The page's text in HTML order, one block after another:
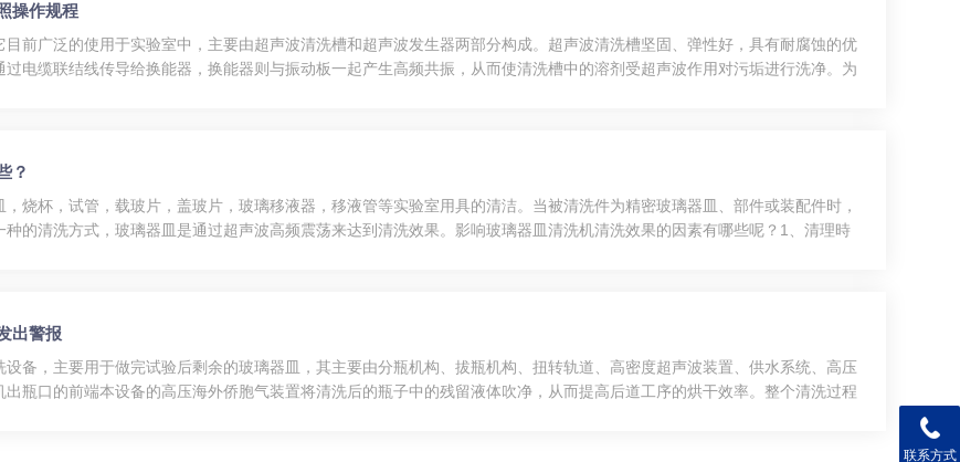
操作规程
前广泛的使用于实验室中，主要由超声波清洗槽和超声波发生器两部分构成。超声波清洗槽坚固、弹性好，具有耐腐蚀的优
电缆联结线传导给换能器，换能器则与振动板一起产生高频共振，从而使清洗槽中的溶剂受超声波作用对污垢进行洗净。为
？
烧杯，试管，载玻片，盖玻片，玻璃移液器，移液管等实验室用具的清洁。当被清洗件为精密玻璃器皿、部件或装配件时，
的清洗方式，玻璃器皿是通过超声波高频震荡来达到清洗效果。影响玻璃器皿清洗机清洗效果的因素有哪些呢？1、清理時
出警报
备，主要用于做完试验后剩余的玻璃器皿，其主要由分瓶机构、拔瓶机构、扭转轨道、高密度超声波装置、供水系统、高压
瓶口的前端本设备的高压海外侨胞气装置将清洗后的瓶子中的残留液体吹净，从而提高后道工序的烘干效率。整个清洗过程
联系方式